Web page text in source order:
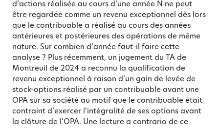
d’actions réalisée au cours d’une année N ne peut
être regardée comme un revenu exceptionnel dès lors
que le contribuable a réalisé au cours des années
antérieures et postérieures des opérations de même
nature. Sur combien d’année faut-il faire cette
analyse ? Plus récemment, un jugement du TA de
Montreuil de 2024 a reconnu la qualification de
revenu exceptionnel à raison d’un gain de levée de
stock-options réalisé par un contribuable avant une
OPA sur sa société au motif que le contribuable était
contraint d’exercer l’intégralité de ses options avant
la clôture de l’OPA. Une lecture a contrario de ce